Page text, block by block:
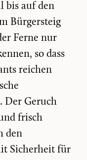
bis auf den
Bürgersteig
Ferne nur
so dass
reichen
Der Geruch
frisch
den
Sicherheit für